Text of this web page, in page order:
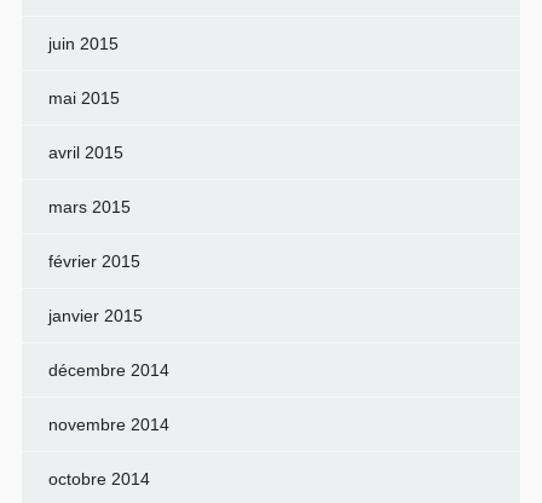
juin 2015
mai 2015
avril 2015
mars 2015
février 2015
janvier 2015
décembre 2014
novembre 2014
octobre 2014